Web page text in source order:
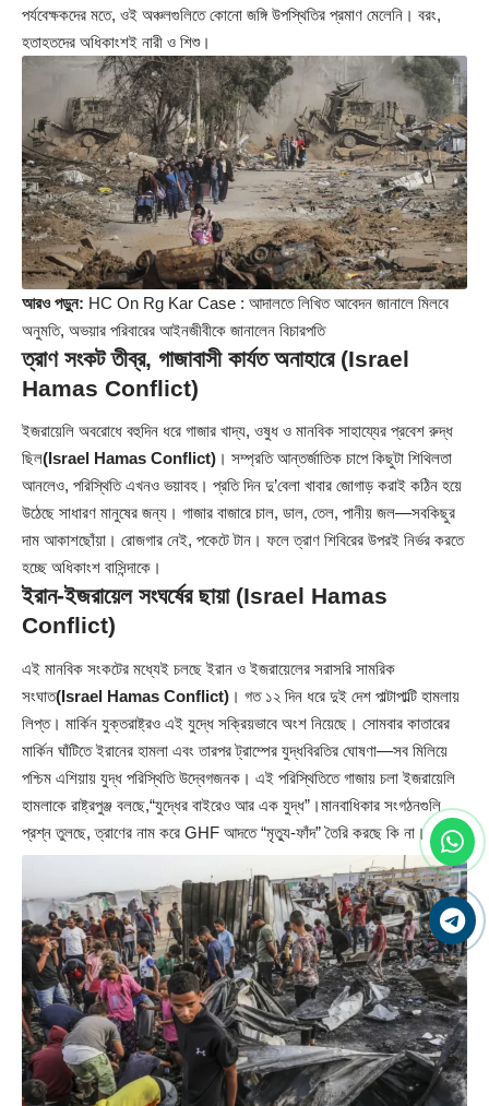
পর্যবেক্ষকদের মতে, ওই অঞ্চলগুলিতে কোনো জঙ্গি উপস্থিতির প্রমাণ মেলেনি। বরং,
হতাহতদের অধিকাংশই নারী ও শিশু।
আরও পড়ুন: HC On Rg Kar Case : আদালতে লিখিত আবেদন জানালে মিলবে
অনুমতি, অভয়ার পরিবারের আইনজীবীকে জানালেন বিচারপতি
ত্রাণ সংকট তীব্র, গাজাবাসী কার্যত অনাহারে (Israel
Hamas Conflict)
ইজরায়েলি অবরোধে বহুদিন ধরে গাজার খাদ্য, ওষুধ ও মানবিক সাহায্যের প্রবেশ রুদ্ধ
ছিল(Israel Hamas Conflict) । সম্প্রতি আন্তর্জাতিক চাপে কিছুটা শিথিলতা
আনলেও, পরিস্থিতি এখনও ভয়াবহ। প্রতি দিন দু’বেলা খাবার জোগাড় করাই কঠিন হয়ে
উঠেছে সাধারণ মানুষের জন্য। গাজার বাজারে চাল, ডাল, তেল, পানীয় জল—সবকিছুর
দাম আকাশছোঁয়া। রোজগার নেই, পকেটে টান। ফলে ত্রাণ শিবিরের উপরই নির্ভর করতে
হচ্ছে অধিকাংশ বাসিন্দাকে।
ইরান-ইজরায়েল সংঘর্ষের ছায়া (Israel Hamas
Conflict)
এই মানবিক সংকটের মধ্যেই চলছে ইরান ও ইজরায়েলের সরাসরি সামরিক
সংঘাত(Israel Hamas Conflict) । গত ১২ দিন ধরে দুই দেশ পাল্টাপাল্টি হামলায়
লিপ্ত। মার্কিন যুক্তরাষ্ট্রও এই যুদ্ধে সক্রিয়ভাবে অংশ নিয়েছে। সোমবার কাতারের
মার্কিন ঘাঁটিতে ইরানের হামলা এবং তারপর ট্রাম্পের যুদ্ধবিরতির ঘোষণা—সব মিলিয়ে
পশ্চিম এশিয়ায় যুদ্ধ পরিস্থিতি উদ্বেগজনক। এই পরিস্থিতিতে গাজায় চলা ইজরায়েলি
হামলাকে রাষ্ট্রপুঞ্জ বলছে,“যুদ্ধের বাইরেও আর এক যুদ্ধ”।মানবাধিকার সংগঠনগুলি
প্রশ্ন তুলছে, ত্রাণের নাম করে GHF আদতে “মৃত্যু-ফাঁদ” তৈরি করছে কি না।